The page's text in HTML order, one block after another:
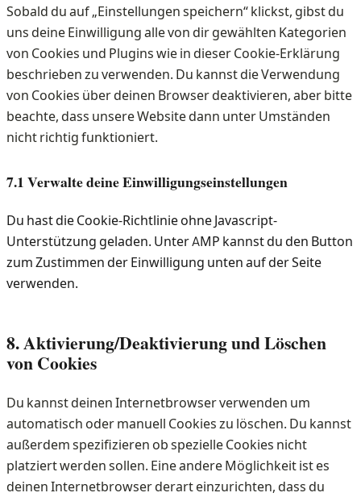
Sobald du auf „Einstellungen speichern“ klickst, gibst du
uns deine Einwilligung alle von dir gewählten Kategorien
von Cookies und Plugins wie in dieser Cookie-Erklärung
beschrieben zu verwenden. Du kannst die Verwendung
von Cookies über deinen Browser deaktivieren, aber bitte
beachte, dass unsere Website dann unter Umständen
nicht richtig funktioniert.
7.1 Verwalte deine Einwilligungseinstellungen
Du hast die Cookie-Richtlinie ohne Javascript-
Unterstützung geladen. Unter AMP kannst du den Button
zum Zustimmen der Einwilligung unten auf der Seite
verwenden.
8. Aktivierung/Deaktivierung und Löschen
von Cookies
Du kannst deinen Internetbrowser verwenden um
automatisch oder manuell Cookies zu löschen. Du kannst
außerdem spezifizieren ob spezielle Cookies nicht
platziert werden sollen. Eine andere Möglichkeit ist es
deinen Internetbrowser derart einzurichten, dass du